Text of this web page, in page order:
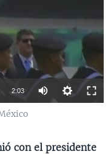
available
2:03
con el presidente